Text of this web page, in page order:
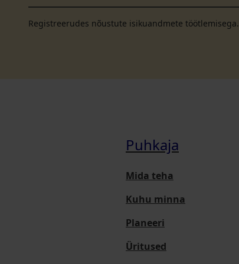
Registreerudes nõustute isikuandmete töötlemisega.
Puhkaja
Mida teha
Kuhu minna
Planeeri
Üritused